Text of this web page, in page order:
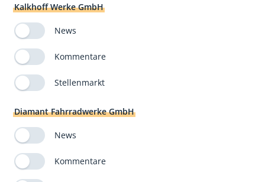
Kalkhoff Werke GmbH
News
Kommentare
Stellenmarkt
Diamant Fahrradwerke GmbH
News
Kommentare